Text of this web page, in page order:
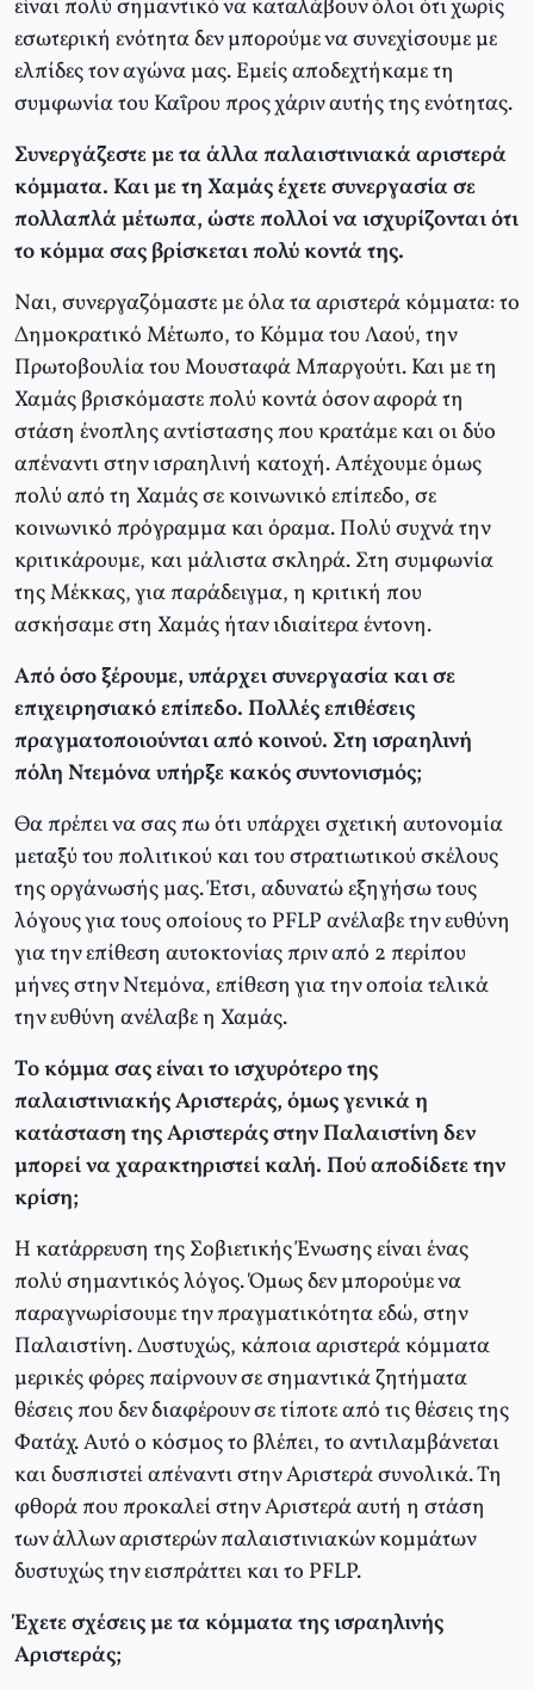
είναι πολύ σημαντικό να καταλάβουν όλοι ότι χωρίς
εσωτερική ενότητα δεν μπορούμε να συνεχίσουμε με
ελπίδες τον αγώνα μας. Εμείς αποδεχτήκαμε τη
συμφωνία του Καΐρου προς χάριν αυτής της ενότητας.
Συνεργάζεστε με τα άλλα παλαιστινιακά αριστερά
κόμματα. Και με τη Χαμάς έχετε συνεργασία σε
πολλαπλά μέτωπα, ώστε πολλοί να ισχυρίζονται ότι
το κόμμα σας βρίσκεται πολύ κοντά της.
Ναι, συνεργαζόμαστε με όλα τα αριστερά κόμματα: το
Δημοκρατικό Μέτωπο, το Κόμμα του Λαού, την
Πρωτοβουλία του Μουσταφά Μπαργούτι. Και με τη
Χαμάς βρισκόμαστε πολύ κοντά όσον αφορά τη
στάση ένοπλης αντίστασης που κρατάμε και οι δύο
απέναντι στην ισραηλινή κατοχή. Απέχουμε όμως
πολύ από τη Χαμάς σε κοινωνικό επίπεδο, σε
κοινωνικό πρόγραμμα και όραμα. Πολύ συχνά την
κριτικάρουμε, και μάλιστα σκληρά. Στη συμφωνία
της Μέκκας, για παράδειγμα, η κριτική που
ασκήσαμε στη Χαμάς ήταν ιδιαίτερα έντονη.
Από όσο ξέρουμε, υπάρχει συνεργασία και σε
επιχειρησιακό επίπεδο. Πολλές επιθέσεις
πραγματοποιούνται από κοινού. Στη ισραηλινή
πόλη Ντεμόνα υπήρξε κακός συντονισμός;
Θα πρέπει να σας πω ότι υπάρχει σχετική αυτονομία
μεταξύ του πολιτικού και του στρατιωτικού σκέλους
της οργάνωσής μας. Έτσι, αδυνατώ εξηγήσω τους
λόγους για τους οποίους το PFLP ανέλαβε την ευθύνη
για την επίθεση αυτοκτονίας πριν από 2 περίπου
μήνες στην Ντεμόνα, επίθεση για την οποία τελικά
την ευθύνη ανέλαβε η Χαμάς.
Το κόμμα σας είναι το ισχυρότερο της
παλαιστινιακής Αριστεράς, όμως γενικά η
κατάσταση της Αριστεράς στην Παλαιστίνη δεν
μπορεί να χαρακτηριστεί καλή. Πού αποδίδετε την
κρίση;
Η κατάρρευση της Σοβιετικής Ένωσης είναι ένας
πολύ σημαντικός λόγος. Όμως δεν μπορούμε να
παραγνωρίσουμε την πραγματικότητα εδώ, στην
Παλαιστίνη. Δυστυχώς, κάποια αριστερά κόμματα
μερικές φόρες παίρνουν σε σημαντικά ζητήματα
θέσεις που δεν διαφέρουν σε τίποτε από τις θέσεις της
Φατάχ. Αυτό ο κόσμος το βλέπει, το αντιλαμβάνεται
και δυσπιστεί απέναντι στην Αριστερά συνολικά. Τη
φθορά που προκαλεί στην Αριστερά αυτή η στάση
των άλλων αριστερών παλαιστινιακών κομμάτων
δυστυχώς την εισπράττει και το PFLP.
Έχετε σχέσεις με τα κόμματα της ισραηλινής
Αριστεράς;